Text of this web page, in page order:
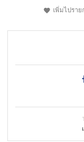
เพิ่มไปรา